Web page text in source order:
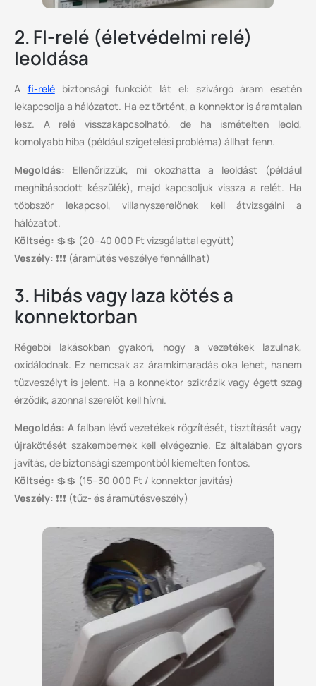
2. FI-relé (életvédelmi relé)
leoldása
A fi-relébiztonsági funkciót lát el: szivárgó áram esetén
lekapcsolja a hálózatot. Ha ez történt, a konnektor is áramtalan
lesz. A relé visszakapcsolható, de ha ismételten leold,
komolyabb hiba (például szigetelési probléma) állhat fenn.
Megoldás: Ellenőrizzük, mi okozhatta a leoldást (például
meghibásodott készülék), majd kapcsoljuk vissza a relét. Ha
többször lekapcsol, villanyszerelőnek kell átvizsgálni a
hálózatot.
Költség: 💲💲 (20–40 000 Ft vizsgálattal együtt)
Veszély: ❗❗❗ (áramütés veszélye fennállhat)
3. Hibás vagy laza kötés a
konnektorban
Régebbi lakásokban gyakori, hogy a vezetékek lazulnak,
oxidálódnak. Ez nemcsak az áramkimaradás oka lehet, hanem
tűzveszélyt is jelent. Ha a konnektor szikrázik vagy égett szag
érződik, azonnal szerelőt kell hívni.
Megoldás: A falban lévő vezetékek rögzítését, tisztítását vagy
újrakötését szakembernek kell elvégeznie. Ez általában gyors
javítás, de biztonsági szempontból kiemelten fontos.
Költség: 💲💲 (15–30 000 Ft / konnektor javítás)
Veszély: ❗❗❗ (tűz- és áramütésveszély)